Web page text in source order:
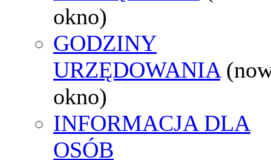
okno)
GODZINY
URZĘDOWANIA
okno)
INFORMACJA DLA
OSÓB